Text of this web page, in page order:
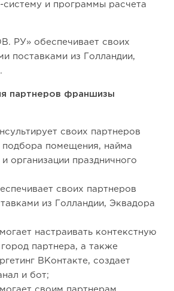
систему и программы расчета
РУ» обеспечивает своих
поставками из Голландии,
партнеров франшизы
своих партнеров
подбора помещения, найма
организации праздничного
своих партнеров
из Голландии, Эквадора
настраивать контекстную
партнера, а также
ВКонтакте, создает
и бот;